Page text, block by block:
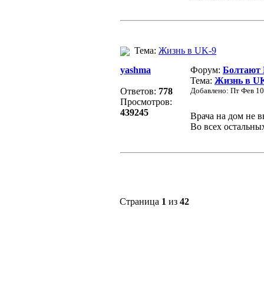
Тема: Жизнь в UK-9
yashma
Ответов: 778
Просмотров:
439245
Форум: Болтают
Тема: Жизнь в
Добавлено: Пт Фев
Врача на дом не
Во всех
Страница 1 из 42